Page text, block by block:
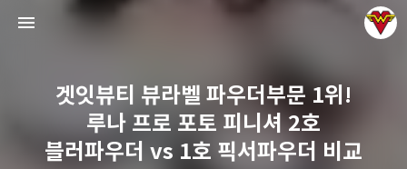
겟잇뷰티 뷰라벨 파우더부문 1위!
루나 프로 포토 피니셔 2호
블러파우더 vs 1호 픽서파우더 비교